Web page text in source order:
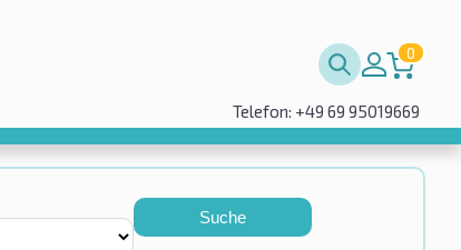
0
Telefon: +49 69 95019669
Suche